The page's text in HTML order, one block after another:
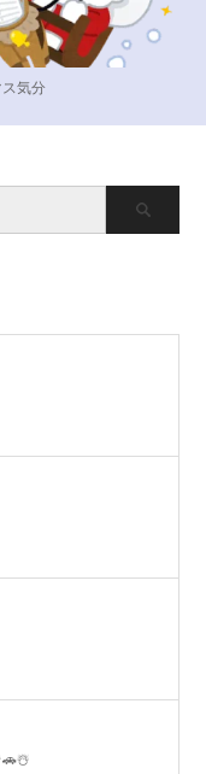
気分